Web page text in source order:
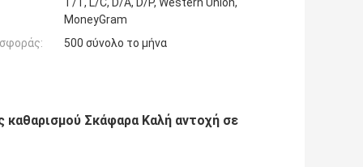
T/T, L/C, D/A, D/P, Western Union,
MoneyGram
500 σύνολο το μήνα
Σκάφαρα Καλή αντοχή σε